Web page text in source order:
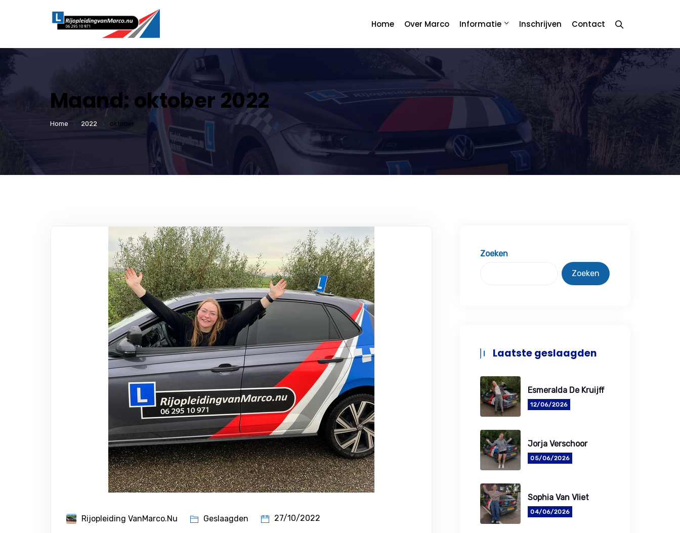
Home Over Marco Informatie Inschrijven Contact
Maand: oktober 2022
Home 2022 oktober
Rijopleiding VanMarco.nu Geslaagden 27/10/2022
Zoeken
Zoeken
Laatste geslaagden
Esmeralda De Kruijff
12/06/2026
Jorja Verschoor
05/06/2026
Sophia Van Vliet
04/06/2026